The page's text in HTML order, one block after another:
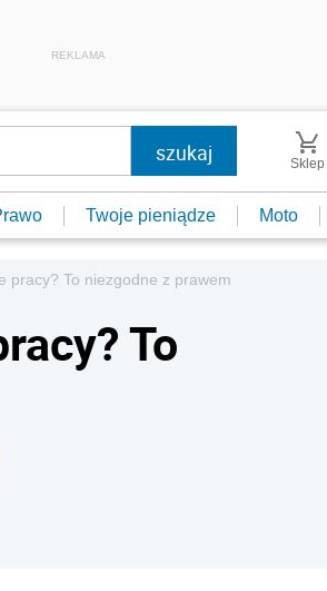
REKLAMA
Sklep
Twoje pieniądze Moto
pracy? To niezgodne z prawem
To